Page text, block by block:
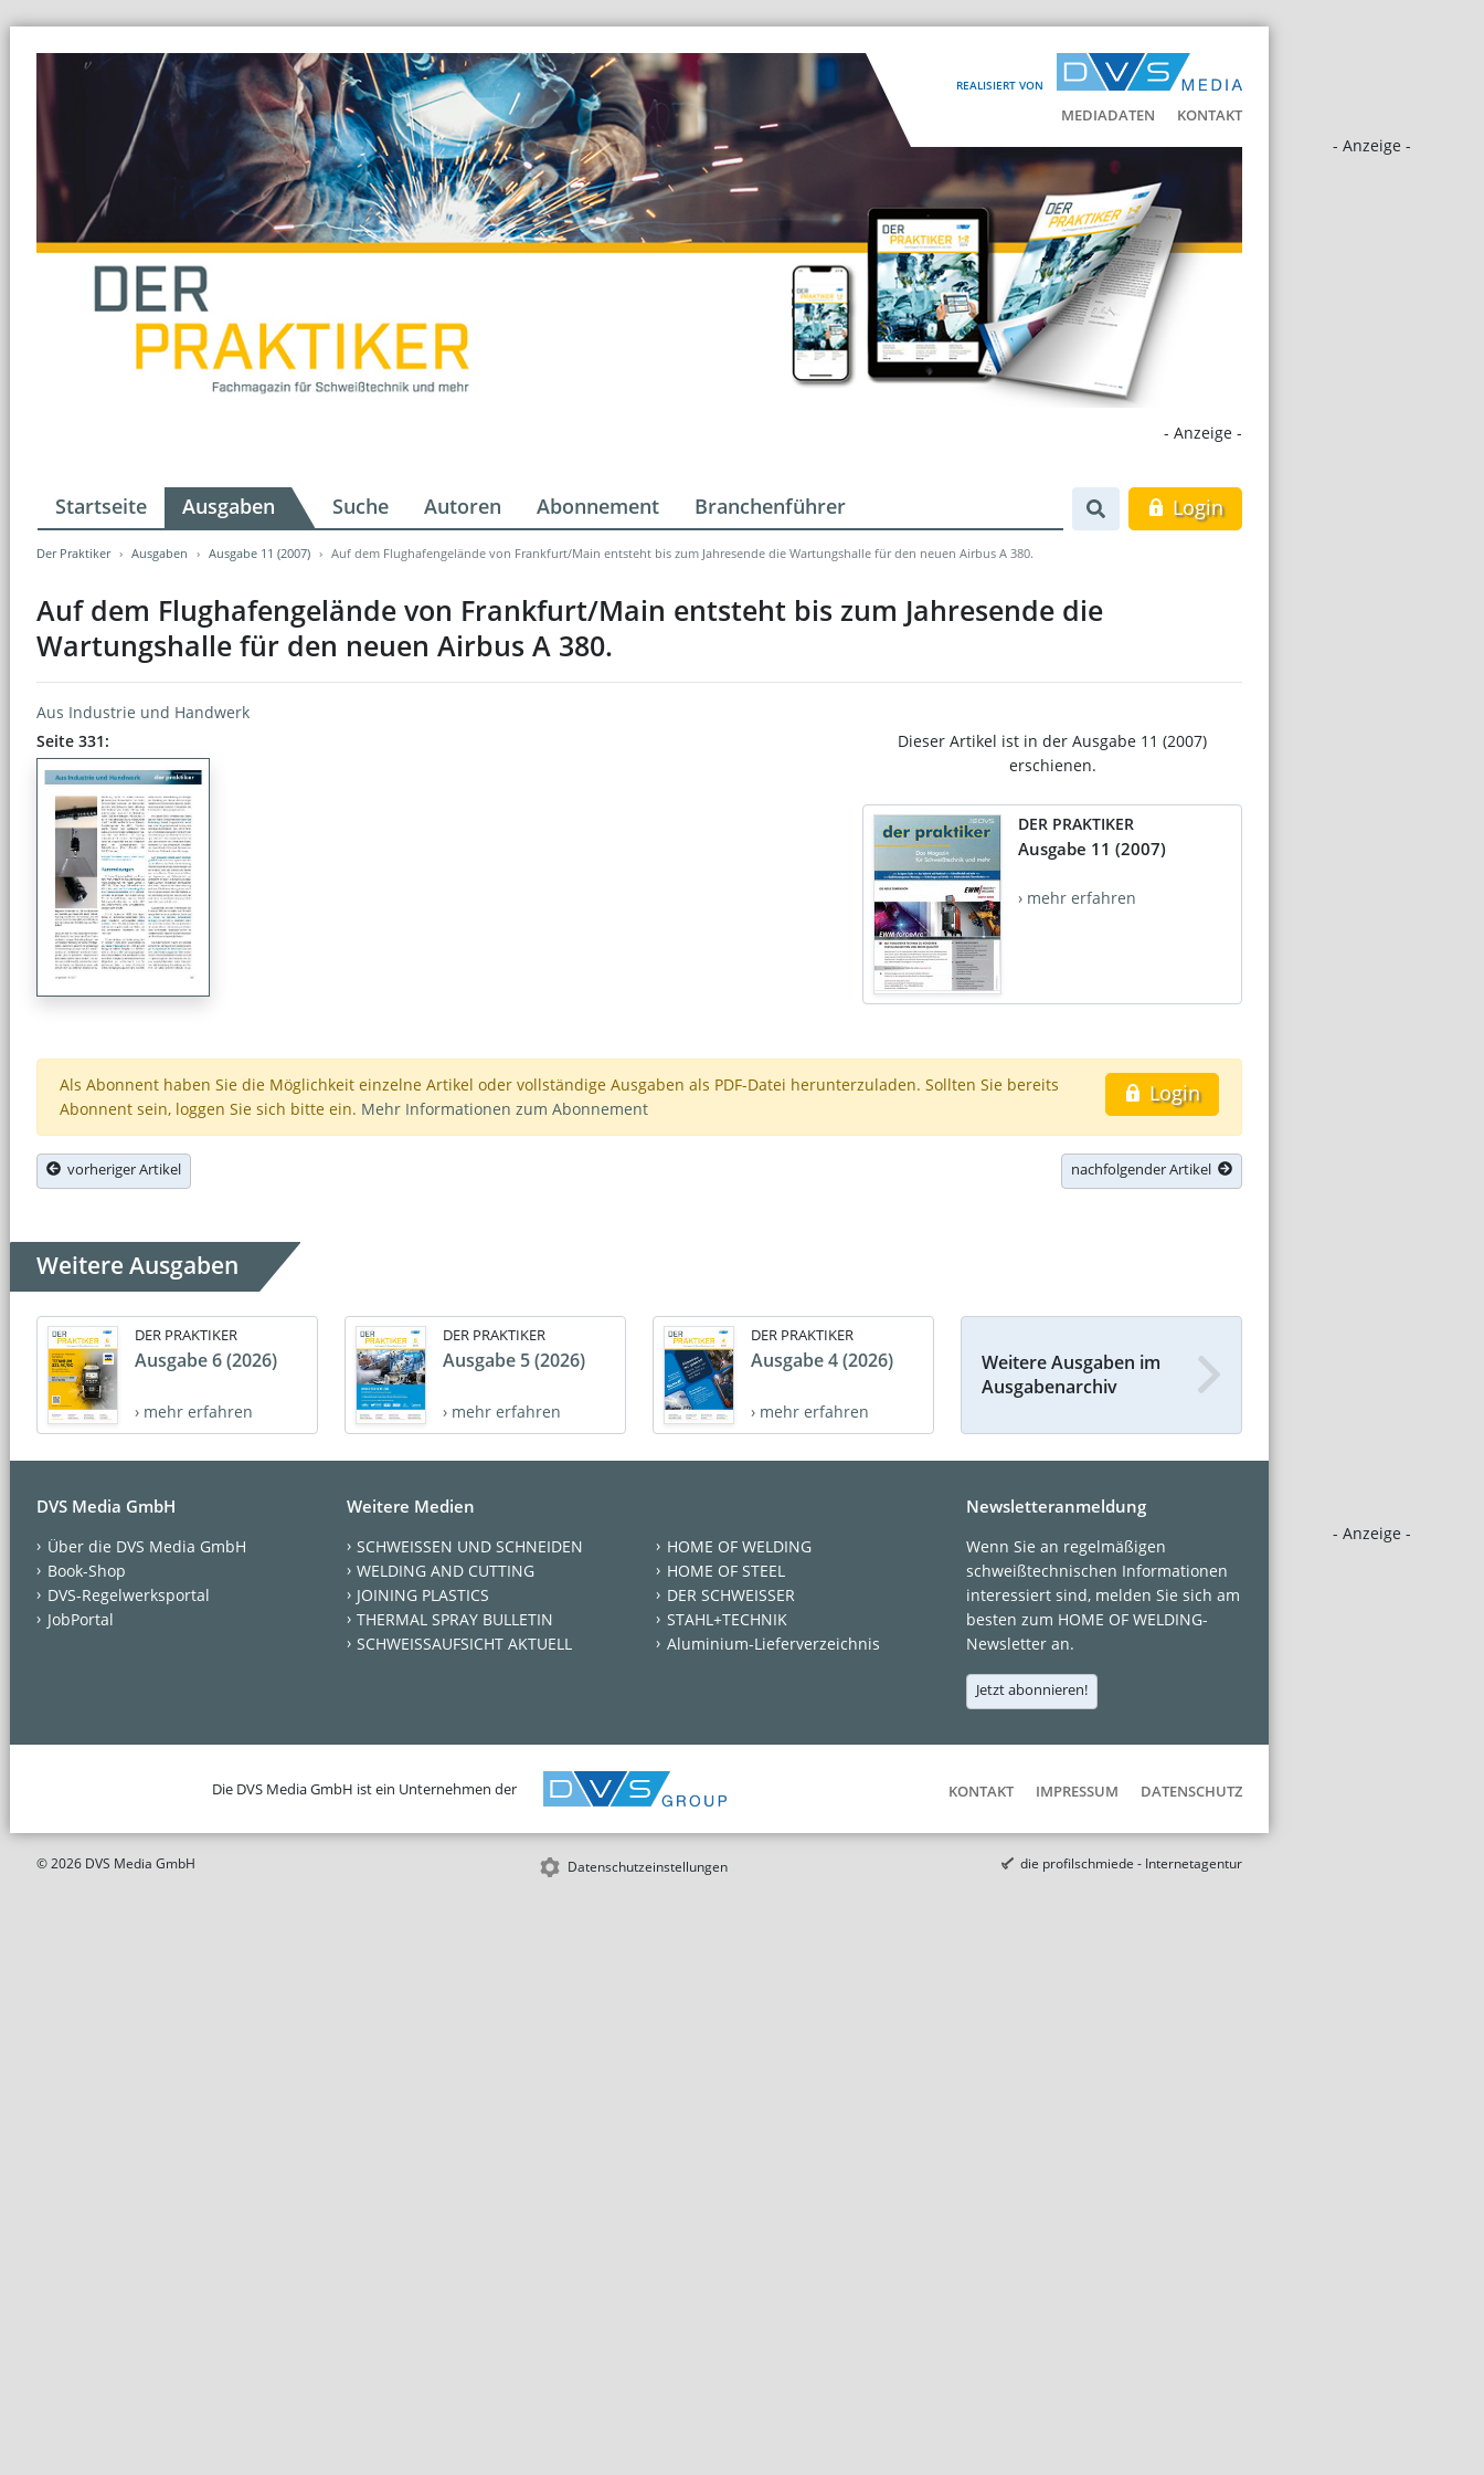
REALISIERT VON
MEDIADATEN KONTAKT
- Anzeige -
- Anzeige -
- Anzeige -
Startseite Ausgaben Suche Autoren Abonnement Branchenführer Login
Der Praktiker Ausgaben Ausgabe 11 (2007) Auf dem Flughafengelände von Frankfurt/Main entsteht bis zum Jahresende die Wartungshalle für den neuen Airbus A 380.
Auf dem Flughafengelände von Frankfurt/Main entsteht bis zum Jahresende die
Wartungshalle für den neuen Airbus A 380.
Aus Industrie und Handwerk
Seite 331:
Dieser Artikel ist in der Ausgabe 11 (2007)
erschienen.
DER PRAKTIKER
Ausgabe 11 (2007)
› mehr erfahren
Login
Als Abonnent haben Sie die Möglichkeit einzelne Artikel oder vollständige Ausgaben als PDF-Datei herunterzuladen. Sollten Sie bereits
Abonnent sein, loggen Sie sich bitte ein. Mehr Informationen zum Abonnement
vorheriger Artikel nachfolgender Artikel
Weitere Ausgaben
DER PRAKTIKER
Ausgabe 6 (2026)
› mehr erfahren
DER PRAKTIKER
Ausgabe 5 (2026)
› mehr erfahren
DER PRAKTIKER
Ausgabe 4 (2026)
› mehr erfahren
Weitere Ausgaben im
Ausgabenarchiv
DVS Media GmbH
Über die DVS Media GmbH
Book-Shop
DVS-Regelwerksportal
JobPortal
Weitere Medien
SCHWEISSEN UND SCHNEIDEN
WELDING AND CUTTING
JOINING PLASTICS
THERMAL SPRAY BULLETIN
SCHWEISSAUFSICHT AKTUELL
HOME OF WELDING
HOME OF STEEL
DER SCHWEISSER
STAHL+TECHNIK
Aluminium-Lieferverzeichnis
Newsletteranmeldung
Wenn Sie an regelmäßigen
schweißtechnischen Informationen
interessiert sind, melden Sie sich am
besten zum HOME OF WELDING-
Newsletter an.
Jetzt abonnieren!
Die DVS Media GmbH ist ein Unternehmen der KONTAKT IMPRESSUM DATENSCHUTZ
© 2026 DVS Media GmbH Datenschutzeinstellungen die profilschmiede - Internetagentur